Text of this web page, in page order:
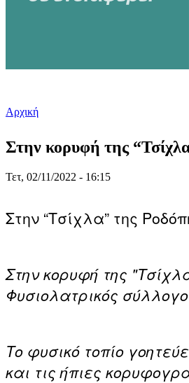
Αρχική
Στην κορυφή της
Τετ, 02/11/2022 - 16:15
Στην “Τσίχλα” της
Στην κορυφή της
Φυσιολατρικός
Το φυσικό τοπίο
και τις ήπιες